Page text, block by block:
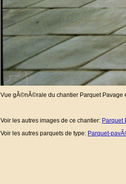
Vue gÃ©nÃ©rale du chantier Parquet Pavage
Voir les autres images de ce chantier: Parquet
Voir les autres parquets de type: Parquet-